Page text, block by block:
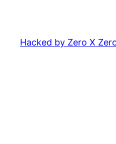
content
Hacked by Zero X